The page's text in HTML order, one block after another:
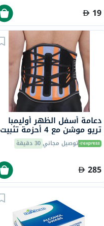
19
دعامة أسفل الظهر أوليمبا
تريو موشن مع 4 أحزمة تثبيت
فولاذية 12 بوصة كبير، OWB-
512 توصيل مجاني30 دقيقة
285